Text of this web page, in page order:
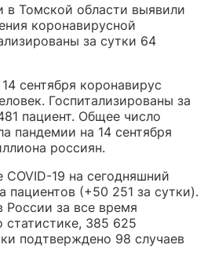
в Томской области выявили
коронавирусной
за сутки 64
сентября коронавирус
Госпитализированы за
пациент. Общее число
пандемии на 14 сентября
россиян.
19 на сегодняшний
пациентов (+50 251 за сутки).
России за все время
статистике, 385 625
подтверждено 98 случаев